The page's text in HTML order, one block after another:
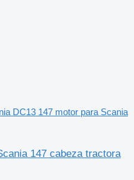
DC13 147 motor para Scania
147 cabeza tractora